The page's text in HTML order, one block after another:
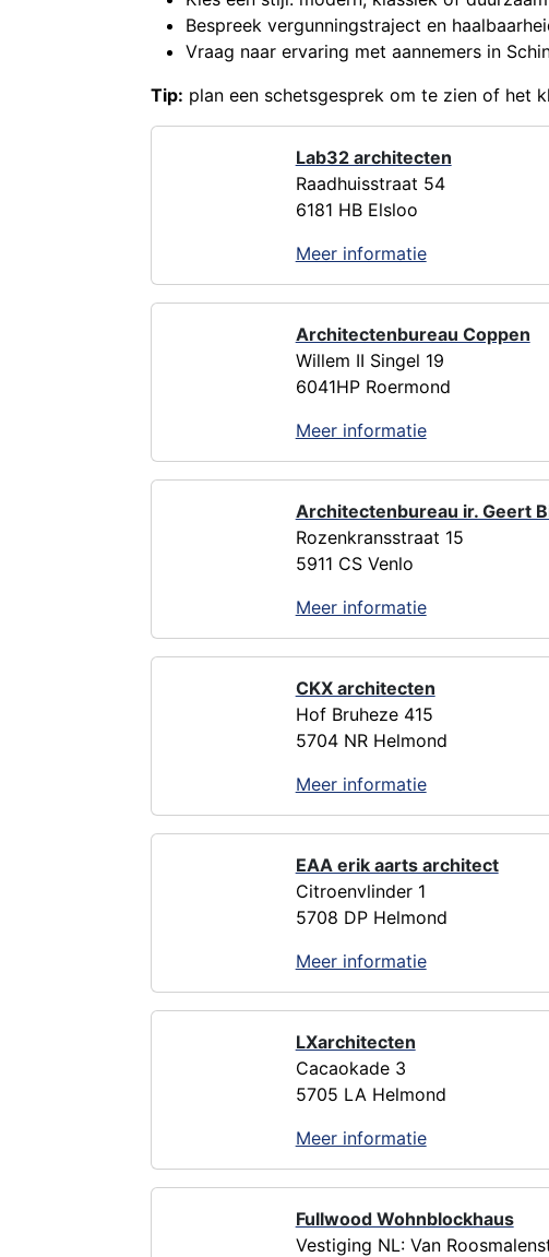
Bespreek vergunningstraject en
Vraag naar ervaring met aannemers in
Tip: plan een schetsgesprek om te zien of het
Lab32 architecten
Raadhuisstraat 54
6181 HB Elsloo
Meer informatie
Architectenbureau Coppen
Willem II Singel 19
6041HP Roermond
Meer informatie
Architectenbureau ir. Geert
Rozenkransstraat 15
5911 CS Venlo
Meer informatie
CKX architecten
Hof Bruheze 415
5704 NR Helmond
Meer informatie
EAA erik aarts architect
Citroenvlinder 1
5708 DP Helmond
Meer informatie
LXarchitecten
Cacaokade 3
5705 LA Helmond
Meer informatie
Fullwood Wohnblockhaus
Vestiging NL: Van